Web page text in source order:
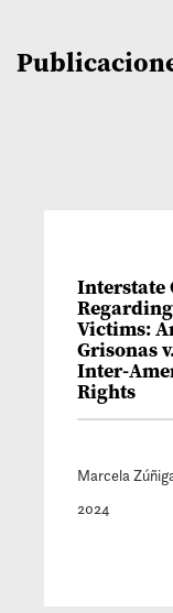
Interstate
Victims:
Grisonas
Inter-
Rights
Marcela
2024